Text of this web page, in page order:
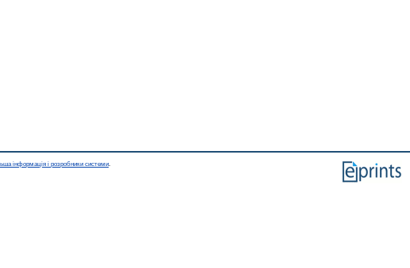
інформація і розробники системи